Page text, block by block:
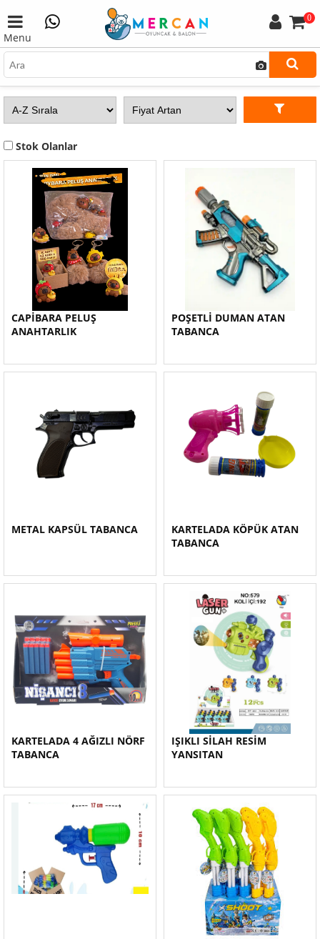
Menu
0
Stok Olanlar
CAPİBARA PELUŞ
ANAHTARLIK
POŞETLİ DUMAN ATAN
TABANCA
METAL KAPSÜL TABANCA
KARTELADA KÖPÜK ATAN
TABANCA
KARTELADA 4 AĞIZLI NÖRF
TABANCA
IŞIKLI SİLAH RESİM
YANSITAN